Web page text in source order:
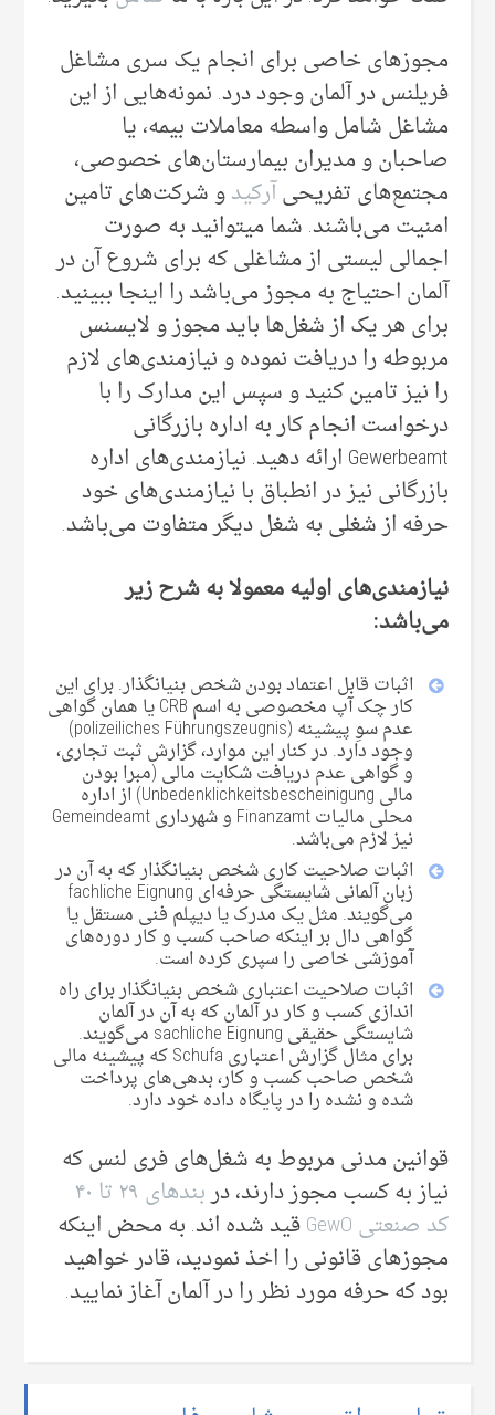
مجوز‌های خاصی‌ برای انجام یک سری مشاغل
فریلنس در آلمان وجود درد. نمونه‌هایی‌ از این
مشاغل شامل واسطه معاملات بیمه‌، یا
صاحبان و مدیران بیمارستان‌های خصوصی،
مجتمع‌های تفریحیآرکیدو شرکت‌های تامین
امنیت می‌‌باشند. شما میتوانید به صورت
اجمالی‌ لیستی از مشاغلی که برای شروع آن در
آلمان احتیاج به مجوز می‌‌باشد را اینجا ببینید.
برای هر یک از شغل‌ها باید مجوز و لایسنس
مربوطه را دریافت نموده و نیازمندی‌های لازم
را نیز تامین کنید و سپس این مدارک را با
درخواست انجام کار به اداره بازرگانی
Gewerbeamt ارائه دهید. نیازمندی‌های اداره
بازرگانی نیز در انطباق با نیازمندی‌های خود
حرفه از شغلی‌ به شغل دیگر متفاوت می‌‌باشد.
نیازمندی‌های اولیه معمولا به شرح زیر
می‌‌باشد:
اثبات قابل اعتماد بودن شخص بنیانگذار. برای این
کار چک آپ مخصوصی به اسم CRB یا همان گواهی
عدم سوِ پیشینه (polizeiliches Führungszeugnis)
وجود دارد. در کنار این موارد، گزارش ثبت تجاری،
و گواهی عدم دریافت شکایت مالی‌ (مبرا بودن
مالی‌ Unbedenklichkeitsbescheinigung) از اداره
محلی مالیات Finanzamt و شهرداری Gemeindeamt
نیز لازم می‌‌باشد.
اثبات صلاحیت کاری شخص بنیانگذار که به آن در
زبان آلمانی‌ شایستگی حرفه‌ای fachliche Eignung
می‌‌گویند. مثل یک مدرک یا دیپلم فنی‌ مستقل یا
گواهی دال بر اینکه صاحب کسب و کار دوره‌های
آموزشی خاصی‌ را سپری کرده است.
اثبات صلاحیت اعتباری شخص بنیانگذار برای راه
اندازی کسب و کار در آلمان که به آن در آلمان
شایستگی حقیقی‌ sachliche Eignung می‌‌گویند.
برای مثال گزارش اعتباری Schufa که پیشینه مالی
شخص صاحب کسب و کار، بدهی‌های پرداخت
شده و نشده را در پایگاه داده خود دارد.
قوانین مدنی مربوط به شغل‌های فری لنس که
نیاز به کسب مجوز دارند، در
بند‌های ۲۹ تا ۴۰
کد صنعتی‌ GewO
قید شده اند. به محض اینکه
مجوز‌های قانونی‌ را اخذ نمودید، قادر خواهید
بود که حرفه مورد نظر را در آلمان آغاز نمایید.